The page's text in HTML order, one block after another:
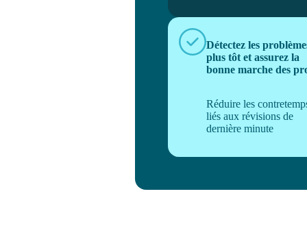
Détectez les
plus tôt et assurez la
bonne marche des
Réduire les
liés aux révisions de
dernière minute